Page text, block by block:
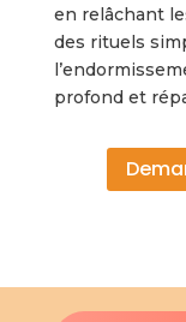
en relâchant
des rituels
profond et